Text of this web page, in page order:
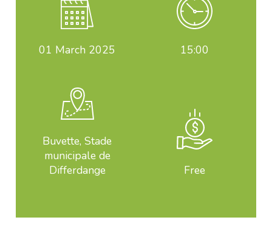
01 March 2025 15:00
Buvette, Stade
municipale de
Differdange
Free